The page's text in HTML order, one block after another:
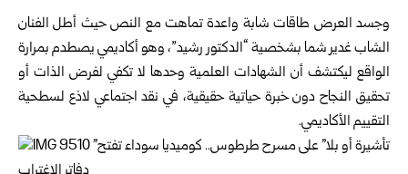
وجسد العرض طاقات شابة واعدة تماهت مع النص حيث أطل ‏الفنان
الشاب غدير شما بشخصية “الدكتور رشيد”، وهو ‏أكاديمي يصطدم بمرارة
الواقع ليكتشف أن الشهادات العلمية ‏وحدها لا تكفي لفرض الذات أو
تحقيق النجاح دون خبرة ‏حياتية حقيقية، في نقد اجتماعي لاذع لسطحية
التقييم ‏الأكاديمي‎.‎